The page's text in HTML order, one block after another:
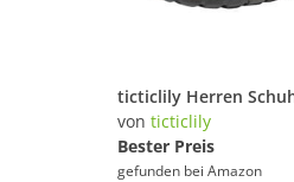
von ticticlily
Bester Preis
gefunden bei Amazon